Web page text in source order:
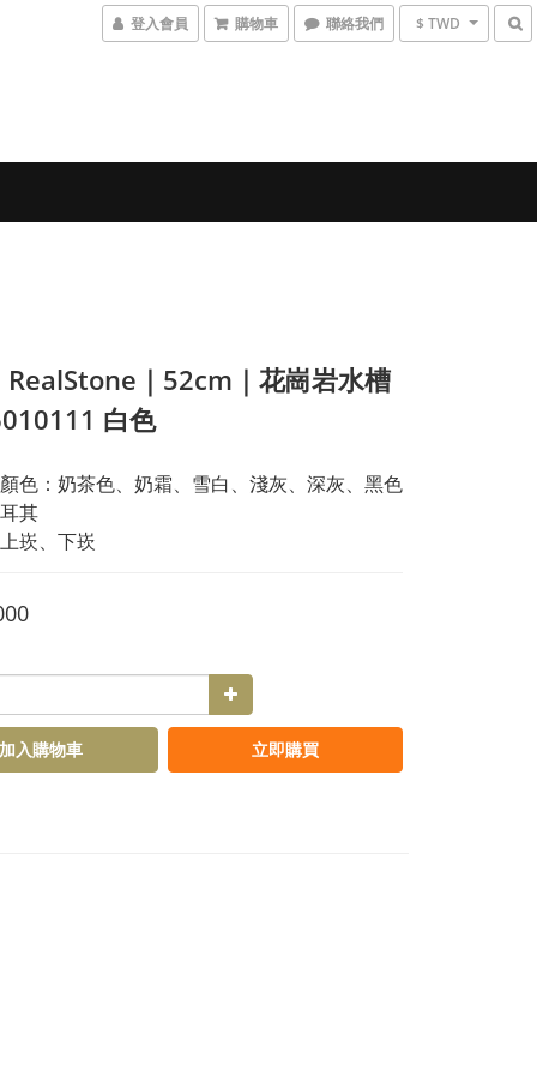
登入會員 購物車 聯絡我們 $ TWD
RealStone｜52cm｜花崗岩水槽
白色
色：奶茶色、奶霜、雪白、淺灰、深灰、黑色
其
崁、下崁
加入購物車 立即購買